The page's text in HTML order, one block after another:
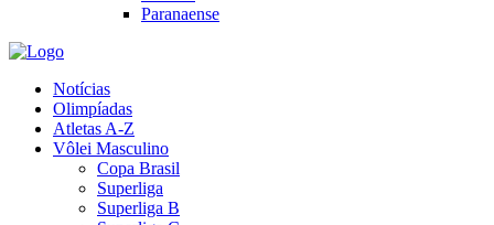
Paranaense
Notícias
Olimpíadas
Atletas A-Z
Vôlei Masculino
Copa Brasil
Superliga
Superliga B